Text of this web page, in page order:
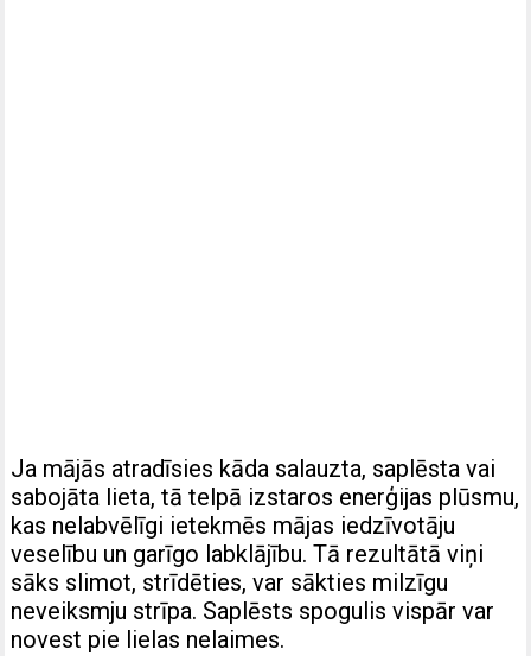
Ja mājās atradīsies kāda salauzta, saplēsta vai
sabojāta lieta, tā telpā izstaros enerģijas plūsmu,
kas nelabvēlīgi ietekmēs mājas iedzīvotāju
veselību un garīgo labklājību. Tā rezultātā viņi
sāks slimot, strīdēties, var sākties milzīgu
neveiksmju strīpa. Saplēsts spogulis vispār var
novest pie lielas nelaimes.